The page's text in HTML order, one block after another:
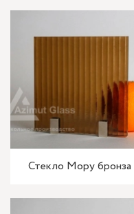
Стекло Мору бронза